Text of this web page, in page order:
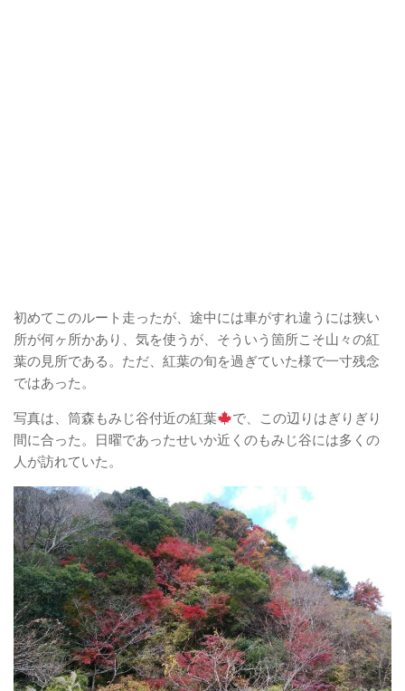
初めてこのルート走ったが、途中には車がすれ違うには狭い
所が何ヶ所かあり、気を使うが、そういう箇所こそ山々の紅
葉の見所である。ただ、紅葉の旬を過ぎていた様で一寸残念
ではあった。
写真は、筒森もみじ谷付近の紅葉
で、この辺りはぎりぎり
間に合った。日曜であったせいか近くのもみじ谷には多くの
人が訪れていた。